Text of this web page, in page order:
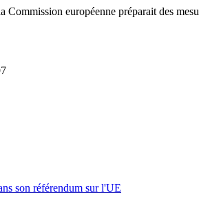
européenne préparait des
son référendum sur l'UE